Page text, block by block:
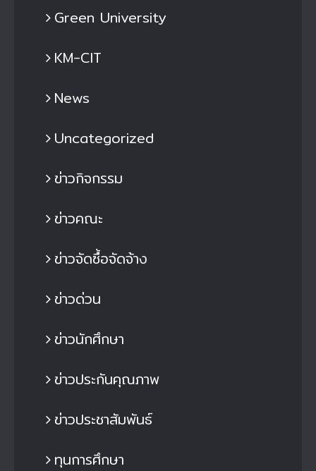
Green University
KM-CIT
News
Uncategorized
ข่าวกิจกรรม
ข่าวคณะ
ข่าวจัดซื้อจัดจ้าง
ข่าวด่วน
ข่าวนักศึกษา
ข่าวประกันคุณภาพ
ข่าวประชาสัมพันธ์
ทุนการศึกษา